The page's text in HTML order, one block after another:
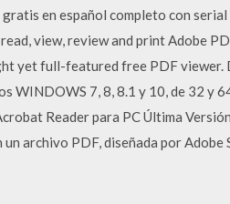
en español completo con
view, review and print Adobe
yet full-featured free PDF
WINDOWS 7, 8, 8.1 y 10, de 32 y
Reader para PC Última
archivo PDF, diseñada por Adobe